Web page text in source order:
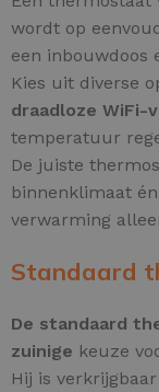
wordt op
een inbouwdoos
Kies uit diverse
draadloze WiFi-
temperatuur
De juiste
binnenklimaat
verwarming
Standaard
De standaard
zuinige keuze
Hij is